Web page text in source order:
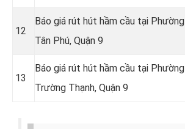
12
Báo giá rút hút hầm cầu tại Phường
Tân Phú, Quận 9
13
Báo giá rút hút hầm cầu tại Phường
Trường Thạnh, Quận 9